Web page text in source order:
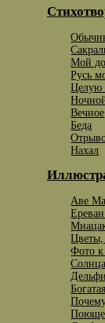
Мой
Русь
Целую
Вечное
Беда
Нахал
Аве
Фото к